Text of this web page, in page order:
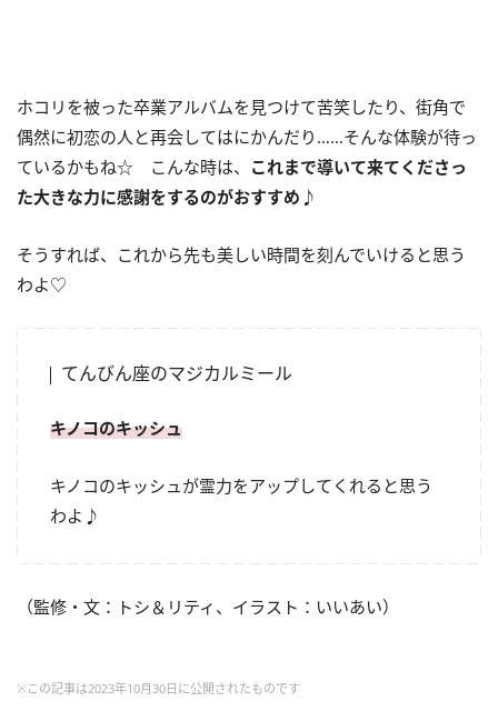
ホコリを被った卒業アルバムを見つけて苦笑したり、街角で
偶然に初恋の人と再会してはにかんだり……そんな体験が待っ
ているかもね☆ こんな時は、 これまで導いて来てくださっ
た大きな力に感謝をするのがおすすめ ♪
そうすれば、これから先も美しい時間を刻んでいけると思う
わよ♡
てんびん座のマジカルミール
キノコのキッシュ
キノコのキッシュが霊力をアップしてくれると思う
わよ♪
（監修・文：トシ＆リティ、イラスト：いいあい）
※この記事は2023年10月30日に公開されたものです